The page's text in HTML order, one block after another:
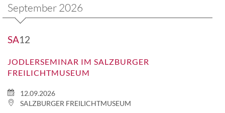
September 2026
SA12
JODLERSEMINAR IM SALZBURGER
FREILICHTMUSEUM
12.09.2026
SALZBURGER FREILICHTMUSEUM